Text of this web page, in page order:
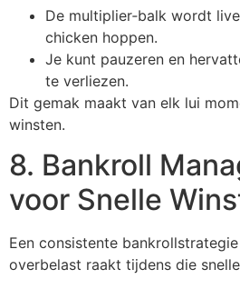
De multiplier‑balk wordt
chicken hoppen.
Je kunt pauzeren en
te verliezen.
Dit gemak maakt van elk lui
winsten.
8. Bankroll
voor Snelle
Een consistente
overbelast raakt tijdens die